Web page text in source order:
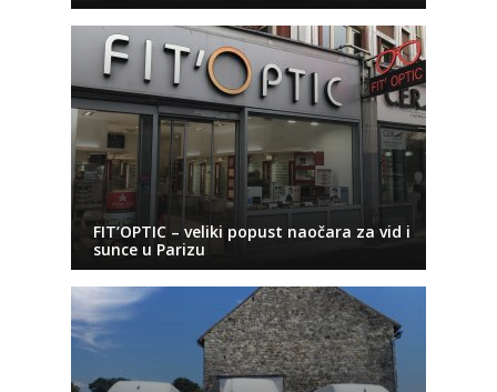
FIT’OPTIC – veliki popust naočara za vid i
sunce u Parizu